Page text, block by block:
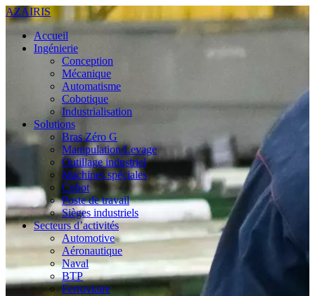
AZAIRIS
Accueil
Ingénierie
Conception
Mécanique
Automatisme
Cobotique
Industrialisation
Solutions
Bras Zéro G
Manipulation/Levage
Outillage industriel
Machines spéciales
Cobot
Poste de travail
Sièges industriels
Secteurs d’activités
Automotive
Aéronautique
Naval
BTP
Ferroviaire